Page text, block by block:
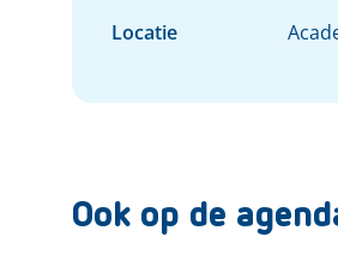
Locatie
Ook op de